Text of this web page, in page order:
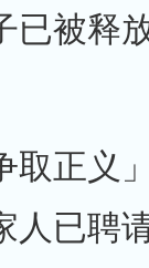
已被释
取正义
人已聘